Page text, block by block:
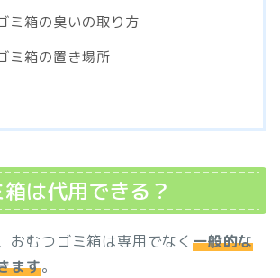
ミ箱の臭いの取り方
ミ箱の置き場所
は代用できる？
おむつゴミ箱は専用でなく 一般的な
ます。